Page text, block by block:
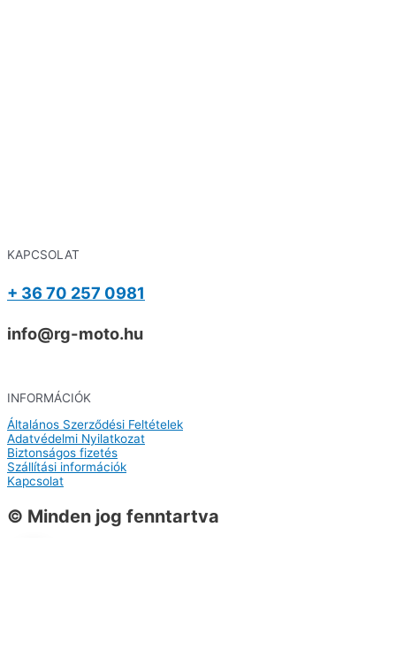
KAPCSOLAT
+ 36 70 257 0981
info@rg-moto.hu
INFORMÁCIÓK
Általános Szerződési Feltételek
Adatvédelmi Nyilatkozat
Biztonságos fizetés
Szállítási információk
Kapcsolat
© Minden jog fenntartva